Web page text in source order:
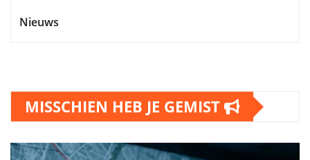
Nieuws
MISSCHIEN HEB JE GEMIST